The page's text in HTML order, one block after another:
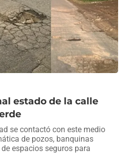
estado de la calle
se contactó con este medio
de pozos, banquinas
espacios seguros para